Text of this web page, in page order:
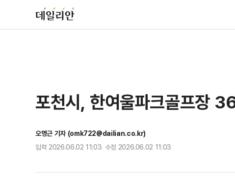
포천시, 한여울파크골프장
오명근 기자 (omk722@dailian.co.kr)
입력 2026.06.02 11:03 수정 2026.06.02 11:03